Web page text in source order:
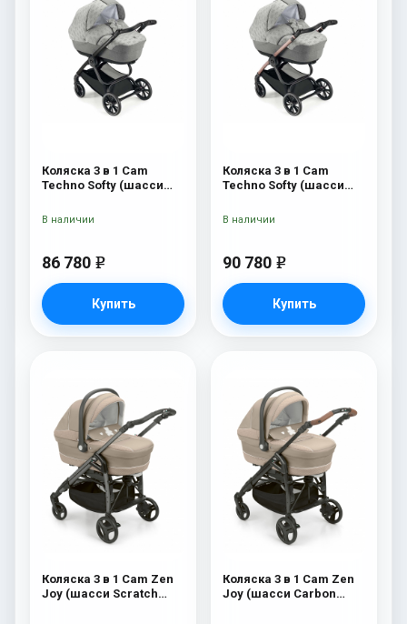
Коляска 3 в 1 Cam
Techno Softy (шасси
86 780 e
Купить
В наличии
Коляска 3 в 1 Cam
Techno Softy (шасси
90 780 e
Купить
В наличии
Коляска 3 в 1 Cam Zen
Joy (шасси Scratch
Коляска 3 в 1 Cam Zen
Joy (шасси Carbon